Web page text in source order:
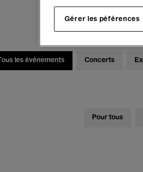
Tous les événements Concerts
Pour tous
Gérer les péférences